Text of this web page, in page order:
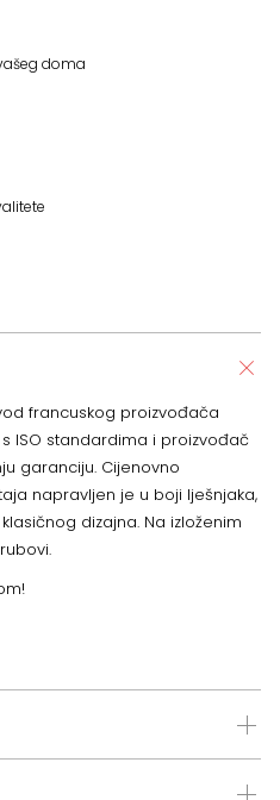
doma
francuskog proizvođača
ISO standardima i proizvođač
garanciju. Cijenovno
napravljen je u boji lješnjaka,
dizajna. Na izloženim